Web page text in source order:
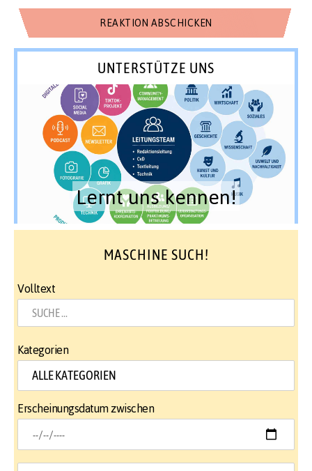
UNTERSTÜTZE UNS
Lernt uns kennen!
MASCHINE SUCH!
Volltext
Kategorien
Erscheinungsdatum zwischen